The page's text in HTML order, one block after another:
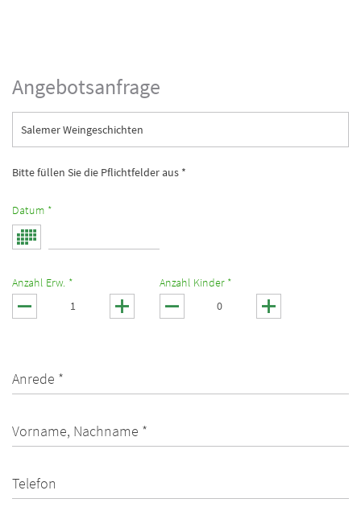
Angebotsanfrage
Salemer Weingeschichten
Bitte füllen Sie die Pflichtfelder aus *
Datum *
Anzahl Erw. * Anzahl Kinder *
Anrede *
Vorname, Nachname *
Telefon